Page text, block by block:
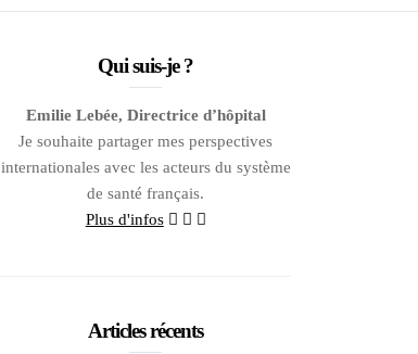
Qui suis-je ?
Emilie Lebée, Directrice d’hôpital
Je souhaite partager mes perspectives
internationales avec les acteurs du système
de santé français.
Plus d'infos
Articles récents